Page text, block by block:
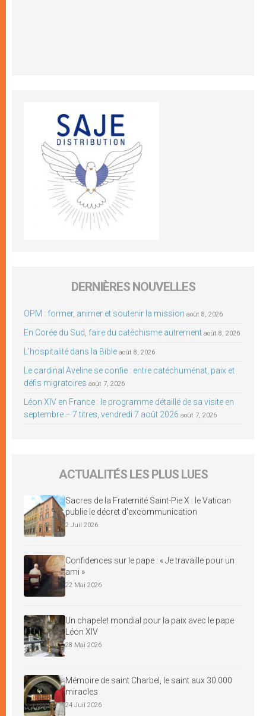
DERNIÈRES NOUVELLES
OPM : former, animer et soutenir la mission août 8, 2026
En Corée du Sud, faire du catéchisme autrement août 8, 2026
L’hospitalité dans la Bible août 8, 2026
Le cardinal Aveline se confie : entre catéchuménat, paix et
défis migratoires août 7, 2026
Léon XIV en France : le programme détaillé de sa visite en
septembre – 7 titres, vendredi 7 août 2026 août 7, 2026
ACTUALITÉS LES PLUS LUES
Sacres de la Fraternité Saint-Pie X : le Vatican
publie le décret d’excommunication
2 Juil 2026
Confidences sur le pape : « Je travaille pour un
ami »
22 Mai 2026
Un chapelet mondial pour la paix avec le pape
Léon XIV
28 Mai 2026
Mémoire de saint Charbel, le saint aux 30 000
miracles
24 Juil 2026